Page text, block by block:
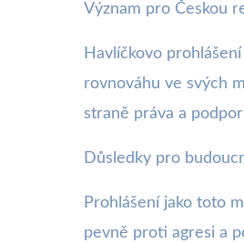
Význam pro Českou
Havlíčkovo
rovnováhu ve svých
straně práva a
Důsledky pro
Prohlášení jako toto
pevně proti agresi a